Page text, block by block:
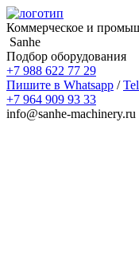
Коммерческое и
Sanhe
Подбор оборудования
+7 988 622 77 29
Пишите в Whatsapp /
+7 964 909 93 33
info@sanhe-machinery.ru